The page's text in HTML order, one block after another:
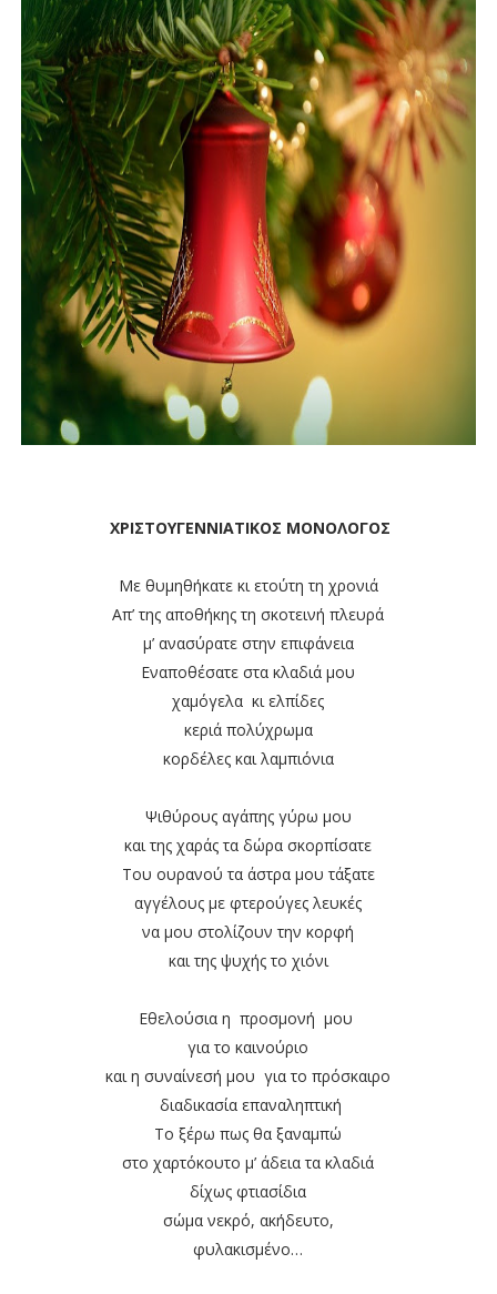
ΧΡΙΣΤΟΥΓΕΝΝΙΑΤΙΚΟΣ ΜΟΝΟΛΟΓΟΣ
Με θυμηθήκατε κι ετούτη τη χρονιά
Απ’ της αποθήκης τη σκοτεινή πλευρά
μ’ ανασύρατε στην επιφάνεια
Εναποθέσατε στα κλαδιά μου
χαμόγελα κι ελπίδες
κεριά πολύχρωμα
κορδέλες και λαμπιόνια
Ψιθύρους αγάπης γύρω μου
και της χαράς τα δώρα σκορπίσατε
Του ουρανού τα άστρα μου τάξατε
αγγέλους με φτερούγες λευκές
να μου στολίζουν την κορφή
και της ψυχής το χιόνι
Εθελούσια η προσμονή μου
για το καινούριο
και η συναίνεσή μου για το πρόσκαιρο
διαδικασία επαναληπτική
Το ξέρω πως θα ξαναμπώ
στο χαρτόκουτο μ’ άδεια τα κλαδιά
δίχως φτιασίδια
σώμα νεκρό, ακήδευτο,
φυλακισμένο…